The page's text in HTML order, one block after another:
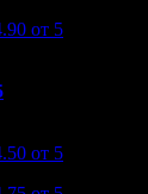
от 5
от 5